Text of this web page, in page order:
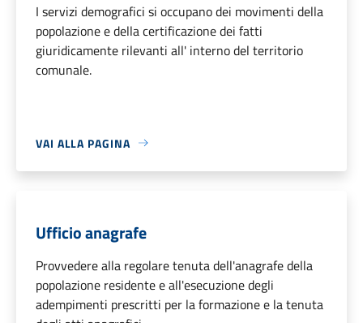
I servizi demografici si occupano dei movimenti della
popolazione e della certificazione dei fatti
giuridicamente rilevanti all' interno del territorio
comunale.
VAI ALLA PAGINA
Ufficio anagrafe
Provvedere alla regolare tenuta dell'anagrafe della
popolazione residente e all'esecuzione degli
adempimenti prescritti per la formazione e la tenuta